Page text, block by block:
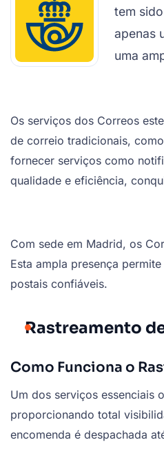
tem
apenas
uma
Os serviços dos Correos
de correio tradicionais,
fornecer serviços como
qualidade e eficiência,
Com sede em Madrid, os
Esta ampla presença
postais confiáveis.
Rastreamento
Como Funciona o
Um dos serviços essenciais
proporcionando total
encomenda é despachada